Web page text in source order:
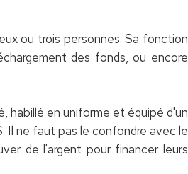
ou trois personnes. Sa fonction
des fonds, ou encore
habillé en uniforme et équipé d'un
Il ne faut pas le confondre avec le
de l'argent pour financer leurs